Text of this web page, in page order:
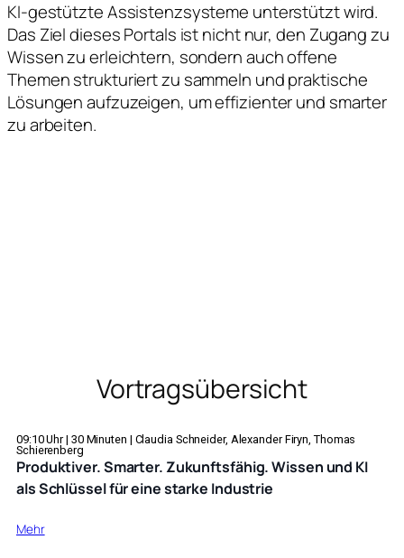
KI-gestützte Assistenzsysteme unterstützt wird.
Das Ziel dieses Portals ist nicht nur, den Zugang zu
Wissen zu erleichtern, sondern auch offene
Themen strukturiert zu sammeln und praktische
Lösungen aufzuzeigen, um effizienter und smarter
zu arbeiten.
Vortragsübersicht
09:10Uhr | 30Minuten | Claudia Schneider, Alexander Firyn, Thomas
Schierenberg
Produktiver. Smarter. Zukunftsfähig. Wissen und KI
als Schlüssel für eine starke Industrie
Mehr: